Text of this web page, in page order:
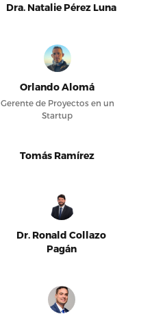
Dra. Natalie Pérez Luna
Orlando Alomá
Gerente de Proyectos en un
Startup
Tomás Ramírez
Dr. Ronald Collazo
Pagán